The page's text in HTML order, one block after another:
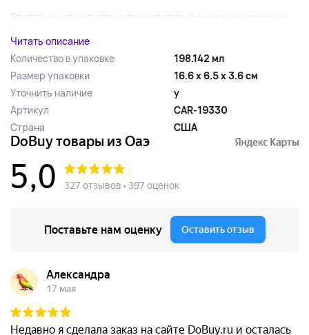
Этот продукт регулярно проходит проверки в независимых...
Читать описание
Количество в упаковке
198.142 мл
Размер упаковки
16.6 x 6.5 x 3.6 см
Уточнить наличие
y
Артикул
CAR-19330
Страна
США